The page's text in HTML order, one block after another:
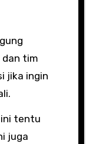
tim
jika ingin
ini tentu
juga